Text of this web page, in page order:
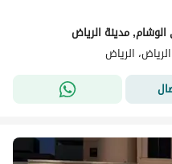
مدينة الرياض
الرياض